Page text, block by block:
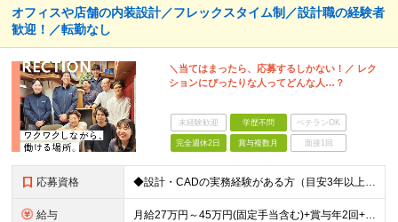
オフィスや店舗の内装設計／フレックスタイム制／設計職の経験者
歓迎！／転勤なし
＼当てはまったら、応募するしかない！／ レク
ションにぴったりな人ってどんな人…？
未経験歓迎 学歴不問 ベテランOK
完全週休2日 賞与複数月 面接1回
応募資格 ◆設計・CADの実務経験がある方（目安3年以上） ◆社会人経験が3年以上ある方 ◆学歴不問 ≪こんな方を歓迎します≫ ・デザインやものづくりが好きな方 ・質にこだわった内装工事をしたい方 ・職人さん
給与 月給27万円～45万円(固定手当含む)+賞与年2回+決算賞与 ※保有資格や経験、能力に応じて決定いたします 【昇給】年1回…直近４期全社員1万円以上 ※固定残業代は45時間分ですが、残業が月45